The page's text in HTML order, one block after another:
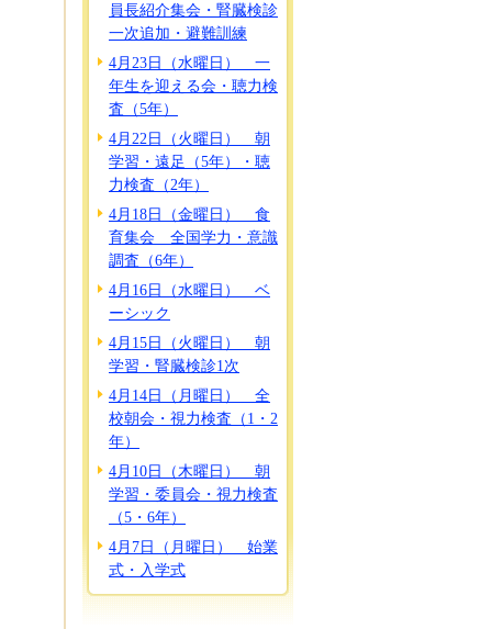
員長紹介集会・腎臓検診
一次追加・避難訓練
4月23日（水曜日） 一
年生を迎える会・聴力検
査（5年）
4月22日（火曜日） 朝
学習・遠足（5年）・聴
力検査（2年）
4月18日（金曜日） 食
育集会 全国学力・意識
調査（6年）
4月16日（水曜日） ベ
ーシック
4月15日（火曜日） 朝
学習・腎臓検診1次
4月14日（月曜日） 全
校朝会・視力検査（1・2
年）
4月10日（木曜日） 朝
学習・委員会・視力検査
（5・6年）
4月7日（月曜日） 始業
式・入学式